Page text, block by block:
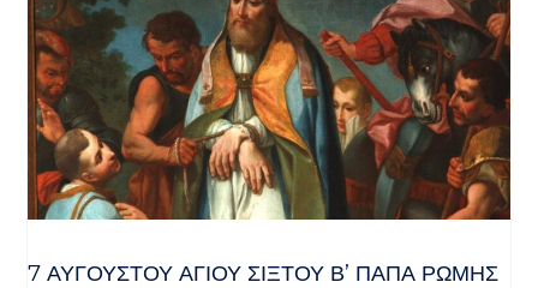
7 ΑΥΓΟΥΣΤΟΥ ΑΓΙΟΥ ΣΙΞΤΟΥ Β’ ΠΑΠΑ ΡΩΜΗΣ